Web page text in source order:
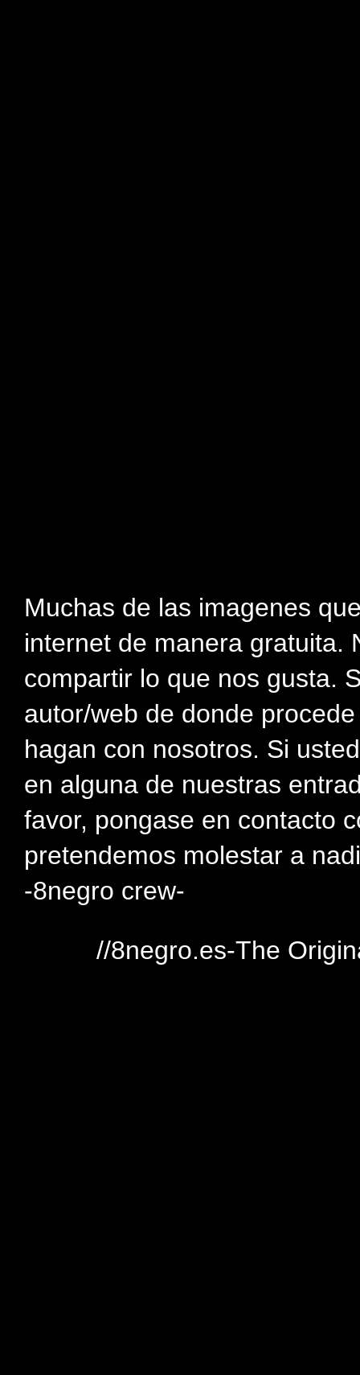
Muchas de las imagenes
internet de manera gratuita.
compartir lo que nos gusta.
autor/web de donde
hagan con nosotros. Si
en alguna de nuestras
favor, pongase en contacto
pretendemos molestar a
-8negro crew-
//8negro.es-The